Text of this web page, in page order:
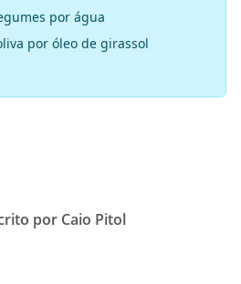
por água
por óleo de girassol
por Caio Pitol